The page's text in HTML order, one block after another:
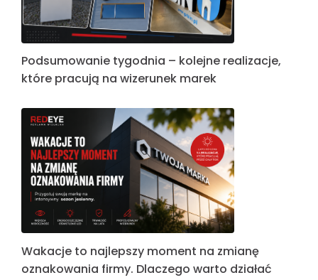
Podsumowanie tygodnia – kolejne realizacje,
które pracują na wizerunek marek
Wakacje to najlepszy moment na zmianę
oznakowania firmy. Dlaczego warto działać